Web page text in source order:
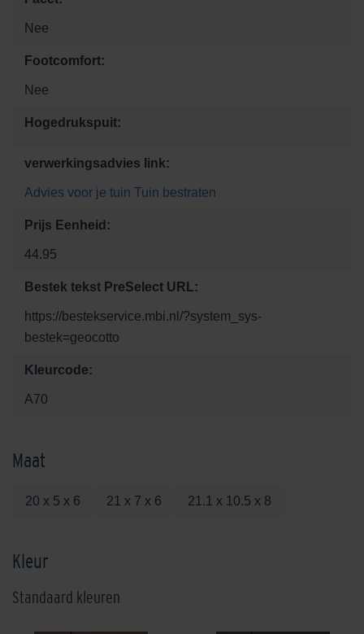
Nee
Footcomfort:
Nee
Hogedrukspuit:
verwerkingsadvies link:
Advies voor je tuin Tuin bestraten
Prijs Eenheid:
44.95
Bestek tekst PreSelect URL:
https://bestekservice.mbi.nl/?system_sys-
bestek=geocotto
Kleurcode:
A70
Maat
20 x 5 x 6 21 x 7 x 6 21.1 x 10.5 x 8
Kleur
Standaard kleuren